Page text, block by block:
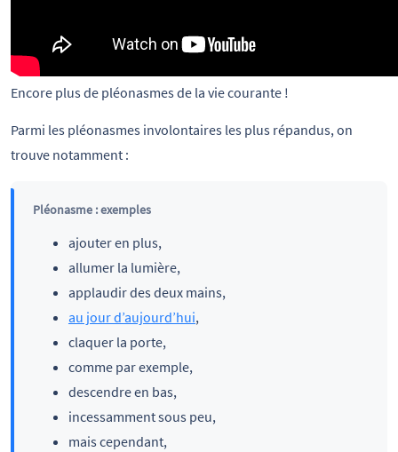
Encore plus de pléonasmes de la vie courante !
Parmi les pléonasmes involontaires les plus répandus, on
trouve notamment :
Pléonasme : exemples
ajouter en plus,
allumer la lumière,
applaudir des deux mains,
au jour d’aujourd’hui,
claquer la porte,
comme par exemple,
descendre en bas,
incessamment sous peu,
mais cependant,